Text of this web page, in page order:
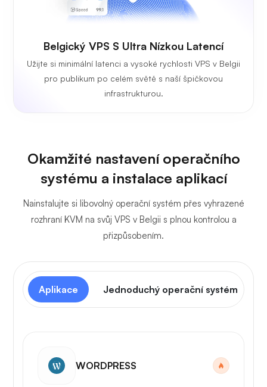
Belgický VPS S Ultra Nízkou Latencí
Užijte si minimální latenci a vysoké rychlosti VPS v Belgii
pro publikum po celém světě s naší špičkovou
infrastrukturou.
Okamžité nastavení operačního
systému a instalace aplikací
Nainstalujte si libovolný operační systém přes vyhrazené
rozhraní KVM na svůj VPS v Belgii s plnou kontrolou a
přizpůsobením.
Aplikace Jednoduchý operační systém
WORDPRESS